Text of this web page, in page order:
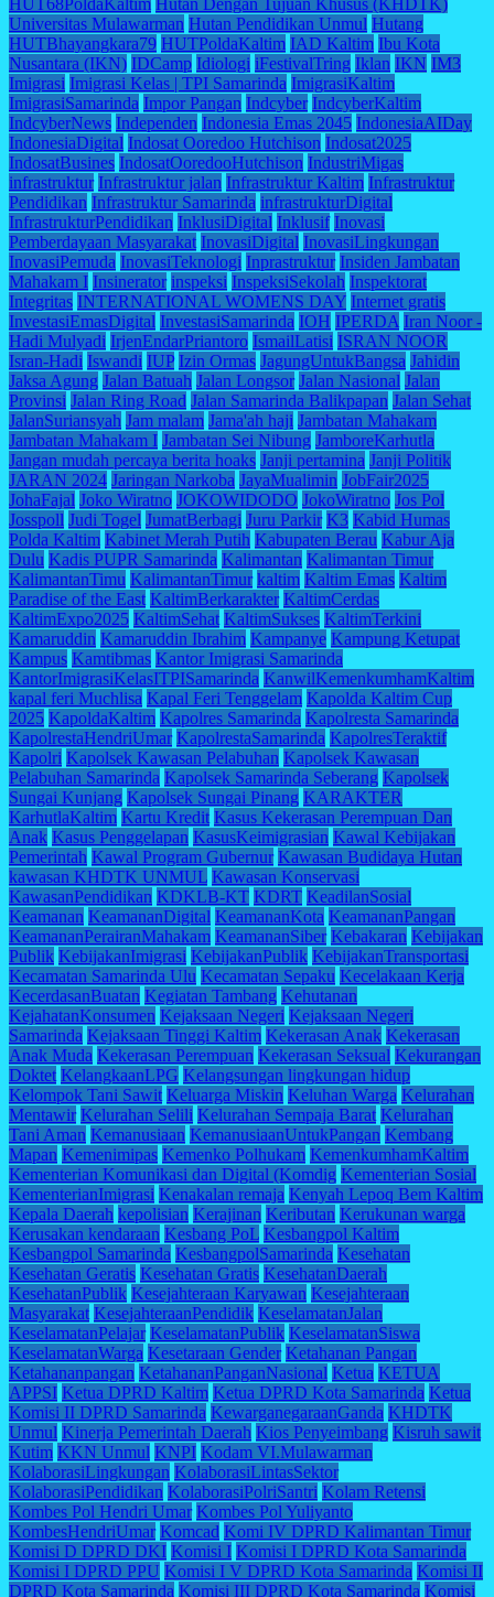
Universitas Mulawarman Hutan Pendidikan Unmul Hutang
HUTBhayangkara79 HUTPoldaKaltim IAD Kaltim Ibu Kota
Nusantara (IKN) IDCamp Idiologi iFestivalTring Iklan IKN IM3
Imigrasi Imigrasi Kelas | TPI Samarinda ImigrasiKaltim
ImigrasiSamarinda Impor Pangan Indcyber IndcyberKaltim
IndcyberNews Independen Indonesia Emas 2045 IndonesiaAIDay
IndonesiaDigital Indosat Ooredoo Hutchison Indosat2025
IndosatBusines IndosatOoredooHutchison IndustriMigas
infrastruktur Infrastruktur jalan Infrastruktur Kaltim Infrastruktur
Pendidikan Infrastruktur Samarinda infrastrukturDigital
InfrastrukturPendidikan InklusiDigital Inklusif Inovasi
Pemberdayaan Masyarakat InovasiDigital InovasiLingkungan
InovasiPemuda InovasiTeknologi Inprastruktur Insiden Jambatan
Mahakam I Insinerator inspeksi InspeksiSekolah Inspektorat
Integritas INTERNATIONAL WOMENS DAY Internet gratis
InvestasiEmasDigital InvestasiSamarinda IOH IPERDA Iran Noor -
Hadi Mulyadi IrjenEndarPriantoro IsmailLatisi ISRAN NOOR
Isran-Hadi Iswandi IUP Izin Ormas JagungUntukBangsa Jahidin
Jaksa Agung Jalan Batuah Jalan Longsor Jalan Nasional Jalan
Provinsi Jalan Ring Road Jalan Samarinda Balikpapan Jalan Sehat
JalanSuriansyah Jam malam Jama'ah haji Jambatan Mahakam
Jambatan Mahakam I Jambatan Sei Nibung JamboreKarhutla
Jangan mudah percaya berita hoaks Janji pertamina Janji Politik
JARAN 2024 Jaringan Narkoba JayaMualimin JobFair2025
JohaFajal Joko Wiratno JOKOWIDODO JokoWiratno Jos Pol
Josspoll Judi Togel JumatBerbagi Juru Parkir K3 Kabid Humas
Polda Kaltim Kabinet Merah Putih Kabupaten Berau Kabur Aja
Dulu Kadis PUPR Samarinda Kalimantan Kalimantan Timur
KalimantanTimu KalimantanTimur kaltim Kaltim Emas Kaltim
Paradise of the East KaltimBerkarakter KaltimCerdas
KaltimExpo2025 KaltimSehat KaltimSukses KaltimTerkini
Kamaruddin Kamaruddin Ibrahim Kampanye Kampung Ketupat
Kampus Kamtibmas Kantor Imigrasi Samarinda
KantorImigrasiKelasITPISamarinda KanwilKemenkumhamKaltim
kapal feri Muchlisa Kapal Feri Tenggelam Kapolda Kaltim Cup
2025 KapoldaKaltim Kapolres Samarinda Kapolresta Samarinda
KapolrestaHendriUmar KapolrestaSamarinda KapolresTeraktif
Kapolri Kapolsek Kawasan Pelabuhan Kapolsek Kawasan
Pelabuhan Samarinda Kapolsek Samarinda Seberang Kapolsek
Sungai Kunjang Kapolsek Sungai Pinang KARAKTER
KarhutlaKaltim Kartu Kredit Kasus Kekerasan Perempuan Dan
Anak Kasus Penggelapan KasusKeimigrasian Kawal Kebijakan
Pemerintah Kawal Program Gubernur Kawasan Budidaya Hutan
kawasan KHDTK UNMUL Kawasan Konservasi
KawasanPendidikan KDKLB-KT KDRT KeadilanSosial
Keamanan KeamananDigital KeamananKota KeamananPangan
KeamananPerairanMahakam KeamananSiber Kebakaran Kebijakan
Publik KebijakanImigrasi KebijakanPublik KebijakanTransportasi
Kecamatan Samarinda Ulu Kecamatan Sepaku Kecelakaan Kerja
KecerdasanBuatan Kegiatan Tambang Kehutanan
KejahatanKonsumen Kejaksaan Negeri Kejaksaan Negeri
Samarinda Kejaksaan Tinggi Kaltim Kekerasan Anak Kekerasan
Anak Muda Kekerasan Perempuan Kekerasan Seksual Kekurangan
Doktet KelangkaanLPG Kelangsungan lingkungan hidup
Kelompok Tani Sawit Keluarga Miskin Keluhan Warga Kelurahan
Mentawir Kelurahan Selili Kelurahan Sempaja Barat Kelurahan
Tani Aman Kemanusiaan KemanusiaanUntukPangan Kembang
Mapan Kemenimipas Kemenko Polhukam KemenkumhamKaltim
Kementerian Komunikasi dan Digital (Komdig Kementerian Sosial
KementerianImigrasi Kenakalan remaja Kenyah Lepoq Bem Kaltim
Kepala Daerah kepolisian Kerajinan Keributan Kerukunan warga
Kerusakan kendaraan Kesbang PoL Kesbangpol Kaltim
Kesbangpol Samarinda KesbangpolSamarinda Kesehatan
Kesehatan Geratis Kesehatan Gratis KesehatanDaerah
KesehatanPublik Kesejahteraan Karyawan Kesejahteraan
Masyarakat KesejahteraanPendidik KeselamatanJalan
KeselamatanPelajar KeselamatanPublik KeselamatanSiswa
KeselamatanWarga Kesetaraan Gender Ketahanan Pangan
Ketahananpangan KetahananPanganNasional Ketua KETUA
APPSI Ketua DPRD Kaltim Ketua DPRD Kota Samarinda Ketua
Komisi II DPRD Samarinda KewarganegaraanGanda KHDTK
Unmul Kinerja Pemerintah Daerah Kios Penyeimbang Kisruh sawit
Kutim KKN Unmul KNPI Kodam VI.Mulawarman
KolaborasiLingkungan KolaborasiLintasSektor
KolaborasiPendidikan KolaborasiPolriSantri Kolam Retensi
Kombes Pol Hendri Umar Kombes Pol Yuliyanto
KombesHendriUmar Komcad Komi IV DPRD Kalimantan Timur
Komisi D DPRD DKI Komisi I Komisi I DPRD Kota Samarinda
Komisi I DPRD PPU Komisi I V DPRD Kota Samarinda Komisi II
DPRD Kota Samarinda Komisi III DPRD Kota Samarinda Komisi